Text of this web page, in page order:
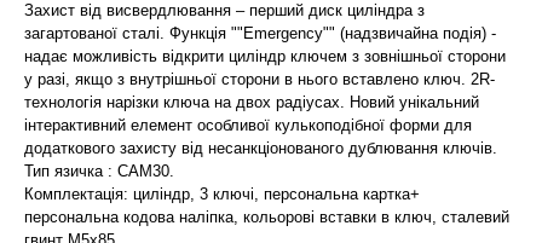
Захист від висвердлювання – перший диск циліндра з
загартованої сталі. Функція ""Emergency"" (надзвичайна подія) -
надає можливість відкрити циліндр ключем з зовнішньої сторони
у разі, якщо з внутрішньої сторони в нього вставлено ключ. 2R-
технологія нарізки ключа на двох радіусах. Новий унікальний
інтерактивний елемент особливої кулькоподібної форми для
додаткового захисту від несанкціонованого дублювання ключів.
Тип язичка : САМ30.
Комплектація: циліндр, 3 ключі, персональна картка+
персональна кодова наліпка, кольорові вставки в ключ, сталевий